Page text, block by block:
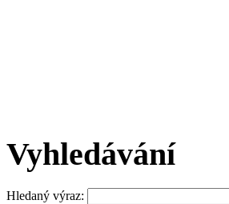
Vyhledávání
Hledaný výraz: